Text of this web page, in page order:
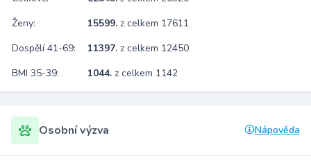
Ženy:
15599. z celkem 17611
Dospělí 41-69:
11397. z celkem 12450
BMI 35-39:
1044. z celkem 1142
Osobní výzva Nápověda